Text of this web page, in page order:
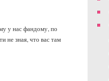
у нас фандому, по
не зная, что вас там